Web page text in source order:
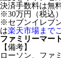
決済手数料は無
※30万円（税込
※セブンイレブ
は楽天市場まで
ファミリーマー
【備考】
ローソン、ファ